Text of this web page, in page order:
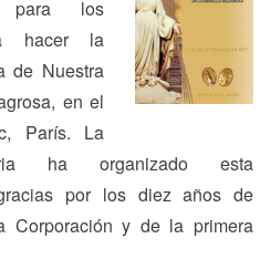
para los
hacer la
de Nuestra
en el
París. La
ha organizado esta
por los diez años de
Corporación y de la primera